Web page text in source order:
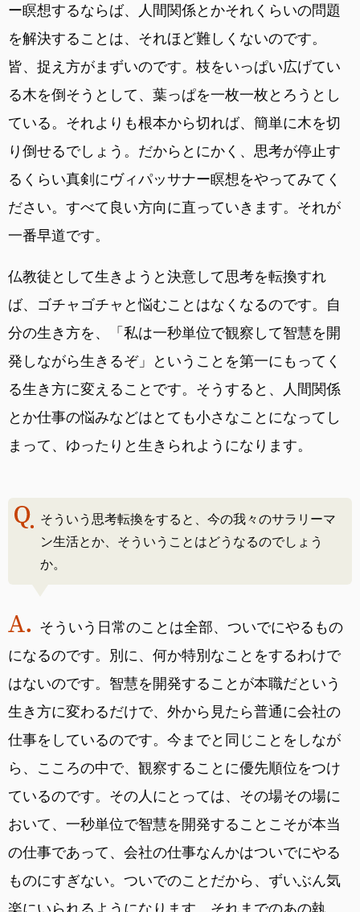
ー瞑想するならば、人間関係とかそれくらいの問題
を解決することは、それほど難しくないのです。
皆、捉え方がまずいのです。枝をいっぱい広げてい
る木を倒そうとして、葉っぱを一枚一枚とろうとし
ている。それよりも根本から切れば、簡単に木を切
り倒せるでしょう。だからとにかく、思考が停止す
るくらい真剣にヴィパッサナー瞑想をやってみてく
ださい。すべて良い方向に直っていきます。それが
一番早道です。
仏教徒として生きようと決意して思考を転換すれ
ば、ゴチャゴチャと悩むことはなくなるのです。自
分の生き方を、「私は一秒単位で観察して智慧を開
発しながら生きるぞ」ということを第一にもってく
る生き方に変えることです。そうすると、人間関係
とか仕事の悩みなどはとても小さなことになってし
まって、ゆったりと生きられようになります。
そういう思考転換をすると、今の我々のサラリーマ
ン生活とか、そういうことはどうなるのでしょう
か。
そういう日常のことは全部、ついでにやるもの
になるのです。別に、何か特別なことをするわけで
はないのです。智慧を開発することが本職だという
生き方に変わるだけで、外から見たら普通に会社の
仕事をしているのです。今までと同じことをしなが
ら、こころの中で、観察することに優先順位をつけ
ているのです。その人にとっては、その場その場に
おいて、一秒単位で智慧を開発することこそが本当
の仕事であって、会社の仕事なんかはついでにやる
ものにすぎない。ついでのことだから、ずいぶん気
楽にいられるようになります。それまでのあの執